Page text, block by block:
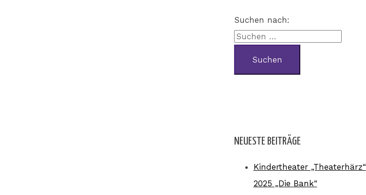
Suchen nach:
NEUESTE BEITRÄGE
Kindertheater „Theaterhärz“
2025 „Die Bank“